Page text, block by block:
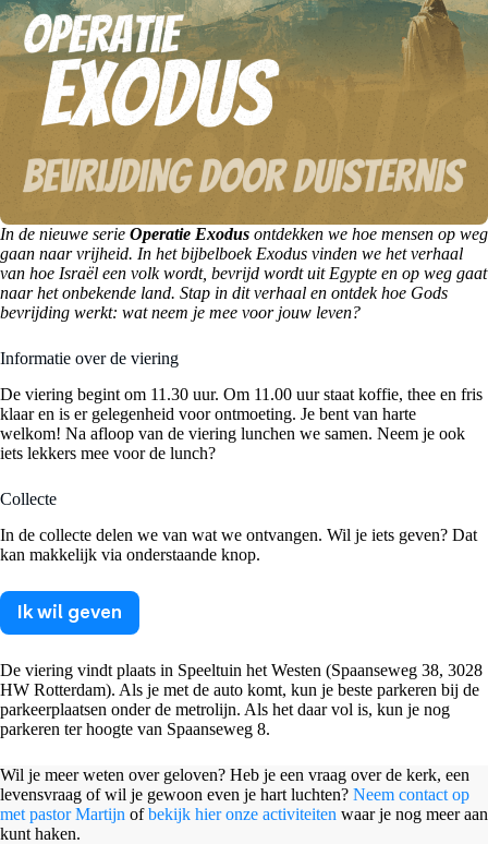
In de nieuwe serie Operatie Exodus ontdekken we hoe mensen op weg
gaan naar vrijheid. In het bijbelboek Exodus vinden we het verhaal
van hoe Israël een volk wordt, bevrijd wordt uit Egypte en op weg gaat
naar het onbekende land. Stap in dit verhaal en ontdek hoe Gods
bevrijding werkt: wat neem je mee voor jouw leven?
Informatie over de viering
De viering begint om 11.30 uur. Om 11.00 uur staat koffie, thee en fris
klaar en is er gelegenheid voor ontmoeting. Je bent van harte
welkom! Na afloop van de viering lunchen we samen. Neem je ook
iets lekkers mee voor de lunch?
Collecte
In de collecte delen we van wat we ontvangen. Wil je iets geven? Dat
kan makkelijk via onderstaande knop.
Ik wil geven
De viering vindt plaats in Speeltuin het Westen (Spaanseweg 38, 3028
HW Rotterdam). Als je met de auto komt, kun je beste parkeren bij de
parkeerplaatsen onder de metrolijn. Als het daar vol is, kun je nog
parkeren ter hoogte van Spaanseweg 8.
Wil je meer weten over geloven? Heb je een vraag over de kerk, een
levensvraag of wil je gewoon even je hart luchten? Neem contact op
met pastor Martijn ofbekijk hier onze activiteiten waar je nog meer aan
kunt haken.